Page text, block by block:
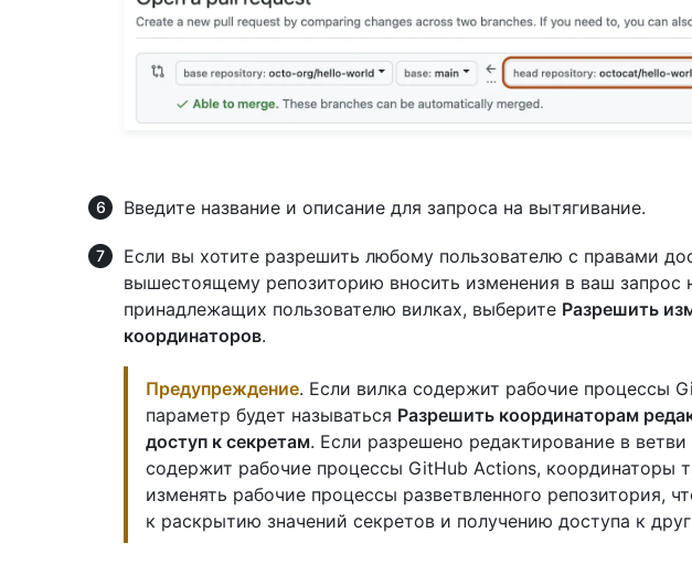
Введите название и описание для запроса на вытягивание.
Если вы хотите разрешить любому пользователю с правами
вышестоящему репозиторию вносить изменения в ваш запрос
принадлежащих пользователю вилках, выберите Разрешить
координаторов.
Предупреждение. Если вилка содержит рабочие процессы
параметр будет называться Разрешить координаторам
доступ к секретам. Если разрешено редактирование в ветви
содержит рабочие процессы GitHub Actions, координаторы
изменять рабочие процессы разветвленного репозитория,
к раскрытию значений секретов и получению доступа к